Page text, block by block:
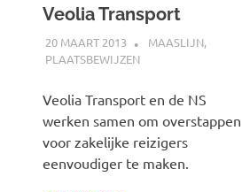
Veolia Transport
20 MAART 2013 SPOORZOEKER
MAASLIJN,
PLAATSBEWIJZEN
Veolia Transport en de NS
werken samen om overstappen
voor zakelijke reizigers
eenvoudiger te maken.